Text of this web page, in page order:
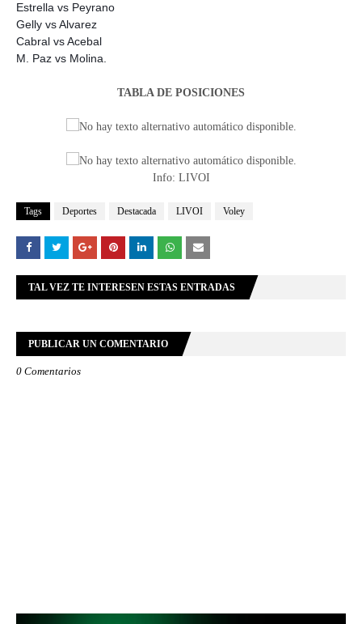
Estrella vs Peyrano
Gelly vs Alvarez
Cabral vs Acebal
M. Paz vs Molina.
TABLA DE POSICIONES
Info: LIVOI
Tags Deportes Destacada LIVOI Voley
TAL VEZ TE INTERESEN ESTAS ENTRADAS
PUBLICAR UN COMENTARIO
0 Comentarios